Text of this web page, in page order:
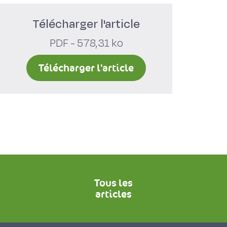
Télécharger l'article
PDF - 578,31 ko
Télécharger l'article
Tous les
articles